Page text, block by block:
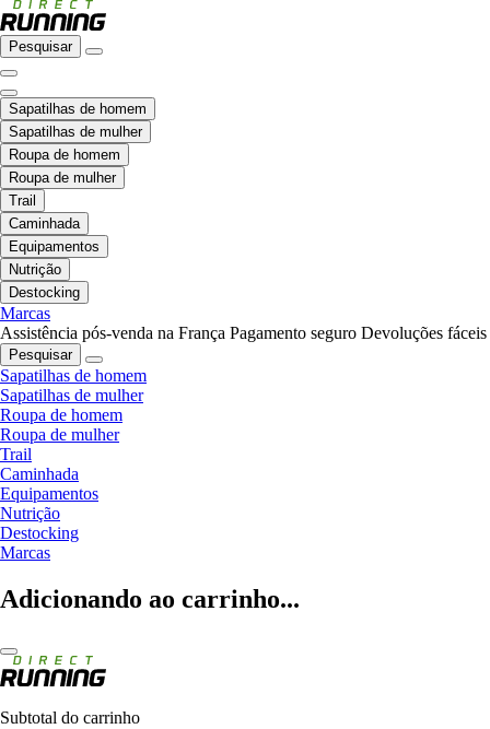
Pesquisar
Sapatilhas de homem
Sapatilhas de mulher
Roupa de homem
Roupa de mulher
Trail
Caminhada
Equipamentos
Nutrição
Destocking
Marcas
Assistência pós-venda na França Pagamento seguro Devoluções fáceis
Pesquisar
Sapatilhas de homem
Sapatilhas de mulher
Roupa de homem
Roupa de mulher
Trail
Caminhada
Equipamentos
Nutrição
Destocking
Marcas
Adicionando ao carrinho...
Subtotal do carrinho